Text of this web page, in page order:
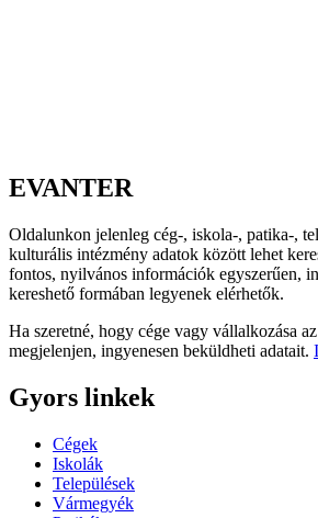
EVANTER
Oldalunkon jelenleg cég-, iskola-, patika-,
kulturális intézmény adatok között lehet
fontos, nyilvános információk egyszerűen,
kereshető formában legyenek elérhetők.
Ha szeretné, hogy cége vagy vállalkozása
megjelenjen, ingyenesen beküldheti adatait.
Gyors linkek
Cégek
Iskolák
Települések
Vármegyék